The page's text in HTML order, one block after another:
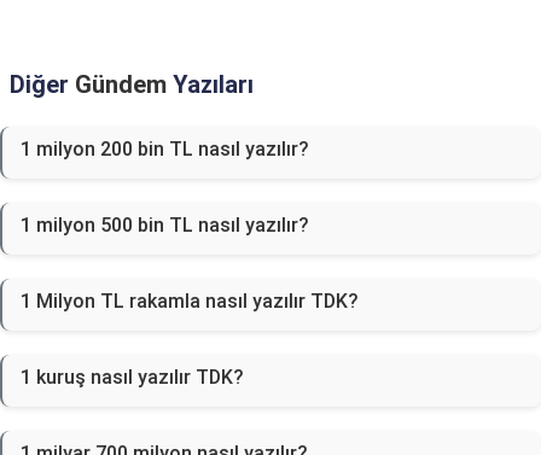
Diğer Gündem Yazıları
1 milyon 200 bin TL nasıl yazılır?
1 milyon 500 bin TL nasıl yazılır?
1 Milyon TL rakamla nasıl yazılır TDK?
1 kuruş nasıl yazılır TDK?